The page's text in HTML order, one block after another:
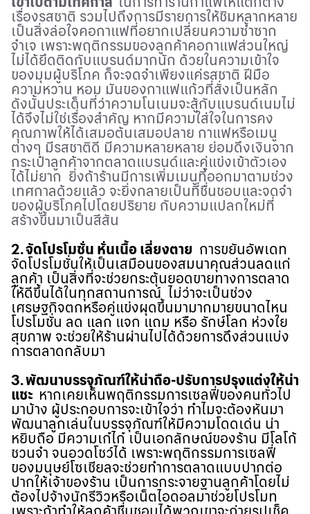
เรื่องรสชาติ รวมไปถึงการมีรายการให้ชิมหลากหลาย
เป็นสิ่งล่อใจคอกาแฟที่อยากเปลี่ยนความซ้ำซาก
จำเจ เพราะพฤติกรรมของลูกค้าคอกาแฟส่วนใหญ่
ไม่ได้ยึดติดกับแบรนด์มากนัก ด้วยในความเข้าใจ
ของมุมผู้บริโภค ก็จะจดจำเพียงแค่รสชาติ ฝีมือ
ความหวาน หอม มันของกาแฟแก้วที่สั่งเป็นหลัก
ดังนั้นประเด็นที่ว่าความโนเนมจะสู้กับแบรนด์เนมไม่
ได้จึงไม่ใช่เรื่องสำคัญ หากมีความใส่ใจในการคง
คุณภาพให้ได้เสมอต้นเสมอปลาย กาแฟหรือเมนู
ต่างๆ มีรสชาติดี มีความหลายหลาย ย่อมดึงเงินจาก
กระเป๋าลูกค้าจากตลาดแบรนด์และคู่แข่งเข้าตัวเอง
ได้ไม่ยาก ยิ่งถ้าร้านมีการเพิ่มเมนูที่ออกมาตามช่วง
เทศกาลด้วยแล้ว จะยิ่งกลายเป็นที่ชื่นชอบและจดจำ
ของผู้บริโภคไปโดยปริยาย กับความแปลกใหม่ที่
สร้างขึ้นมาเป็นสีสัน
2. จัดโปรโมชั่น หั่นเนื้อ เลี่ยงตาย การขยันอัพเดท
จัดโปรโมชั่นให้เป็นเสมือนของสมนาคุณส่วนลดแก่
ลูกค้า เป็นสิ่งที่จะช่วยกระตุ้นยอดขายทางการตลาด
ให้ดีขึ้นได้ในทุกสถานการณ์ ไม่ว่าจะเป็นช่วง
เศรษฐกิจตกหรือคู่แข่งผุดขึ้นมามากมายขนาดไหน
โปรโมชั่น ลด แลก แจก แถม หรือ รักษ์โลก ห่วงใย
สุขภาพ จะช่วยให้ร้านผ่านไปได้ด้วยการดึงส่วนแบ่ง
การตลาดกลับมา
3.พัฒนาบรรจุภัณฑ์ให้น่าถือ-ปรับการปรุงแต่งให้น่า
แชะ หากเคยเห็นพฤติกรรมการเซลฟี่ของคนทั่วไป
มาบ้าง ผู้ประกอบการจะเข้าใจว่า ทำไมจะต้องหันมา
พัฒนาลูกเล่นในบรรจุภัณฑ์ให้มีความโดดเด่น น่า
หยิบถือ มีความเก๋ไก๋ เป็นเอกลักษณ์ของร้าน มีโลโก้
ชวนจำ จนอวดโชว์ได้ เพราะพฤติกรรมการเซลฟี่
ของมนุษย์โซเชียลจะช่วยทำการตลาดแบบปากต่อ
ปากให้เจ้าของร้าน เป็นการกระจายฐานลูกค้าโดยไม่
ต้องไปจ้างนักรีวิวหรือเน็ตไอดอลมาช่วยโปรโมท